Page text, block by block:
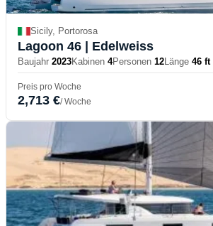
Sicily, Portorosa
Lagoon 46 | Edelweiss
Baujahr 2023Kabinen 4Personen 12Länge 46 ft
Preis pro Woche
2,713 €/ Woche